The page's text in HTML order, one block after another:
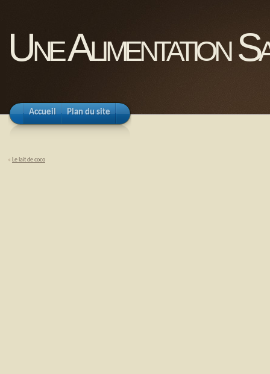
Une Alimentation
Accueil Plan du site
« Le lait de coco